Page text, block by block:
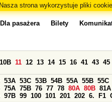
Nasza strona wykorzystuje pliki
Dla pasażera Bilety
10B 11 12 13 14 15 16 41 43 45
53A 53C 53B 54B 55A 55B 55C
75A 75B 76 77 78 80A 80B 81A
97B 99 100 101 201 202 6. F1